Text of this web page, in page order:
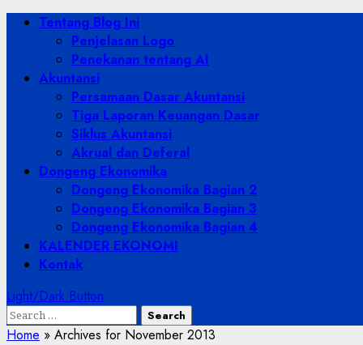
Skip
PrimaryTentang Blog Ini
Penjelasan Logo
Penekanan tentang AI
Akuntansi
Persamaan Dasar Akuntansi
Tiga Laporan Keuangan Dasar
Siklus Akuntansi
Akrual dan Deferal
Dongeng Ekonomika
Dongeng Ekonomika Bagian 2
Dongeng Ekonomika Bagian 3
Dongeng Ekonomika Bagian 4
KALENDER EKONOMI
Kontak
Light/Dark Button
Search
for:
Home » Archives for November 2013